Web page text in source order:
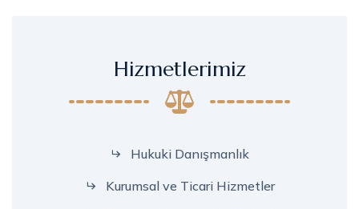
Hizmetlerimiz
Hukuki Danışmanlık
Kurumsal ve Ticari Hizmetler